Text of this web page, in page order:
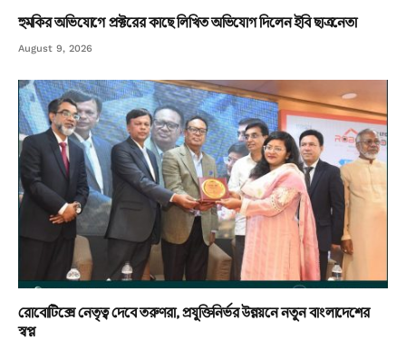
হুমকির অভিযোগে প্রক্টরের কাছে লিখিত অভিযোগ দিলেন ইবি ছাত্রনেতা
August 9, 2026
রোবোটিক্সে নেতৃত্ব দেবে তরুণরা, প্রযুক্তিনির্ভর উন্নয়নে নতুন বাংলাদেশের
স্বপ্ন